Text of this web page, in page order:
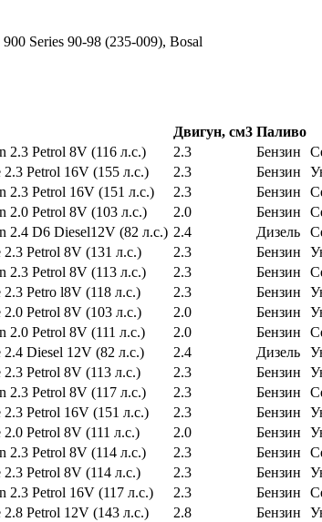
Series 90-98 (235-009), Bosal
Двигун, см3 Паливо
2.3 Petrol 8V (116 л.с.)
2.3 Бензин
2.3 Petrol 16V (155 л.с.)
2.3 Бензин
2.3 Petrol 16V (151 л.с.)
2.3 Бензин
2.0 Petrol 8V (103 л.с.)
2.0 Бензин
2.4 D6 Diesel12V (82 л.с.) 2.4 Дизель
2.3 Petrol 8V (131 л.с.)
2.3 Бензин
2.3 Petrol 8V (113 л.с.)
2.3 Бензин
Petro l8V (118 л.с.)
2.3 Бензин
2.0 Petrol 8V (103 л.с.)
2.0 Бензин
2.0 Petrol 8V (111 л.с.)
2.0 Бензин
2.4 Diesel 12V (82 л.с.)
2.4 Дизель
Petrol 8V (113 л.с.)
2.3 Бензин
2.3 Petrol 8V (117 л.с.)
2.3 Бензин
2.3 Petrol 16V (151 л.с.)
2.3 Бензин
Petrol 8V (111 л.с.)
2.0 Бензин
2.3 Petrol 8V (114 л.с.)
2.3 Бензин
Petrol 8V (114 л.с.)
2.3 Бензин
2.3 Petrol 16V (117 л.с.)
2.3 Бензин
2.8 Petrol 12V (143 л.с.)
2.8 Бензин